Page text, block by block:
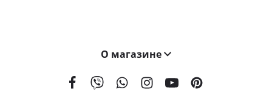
О магазине